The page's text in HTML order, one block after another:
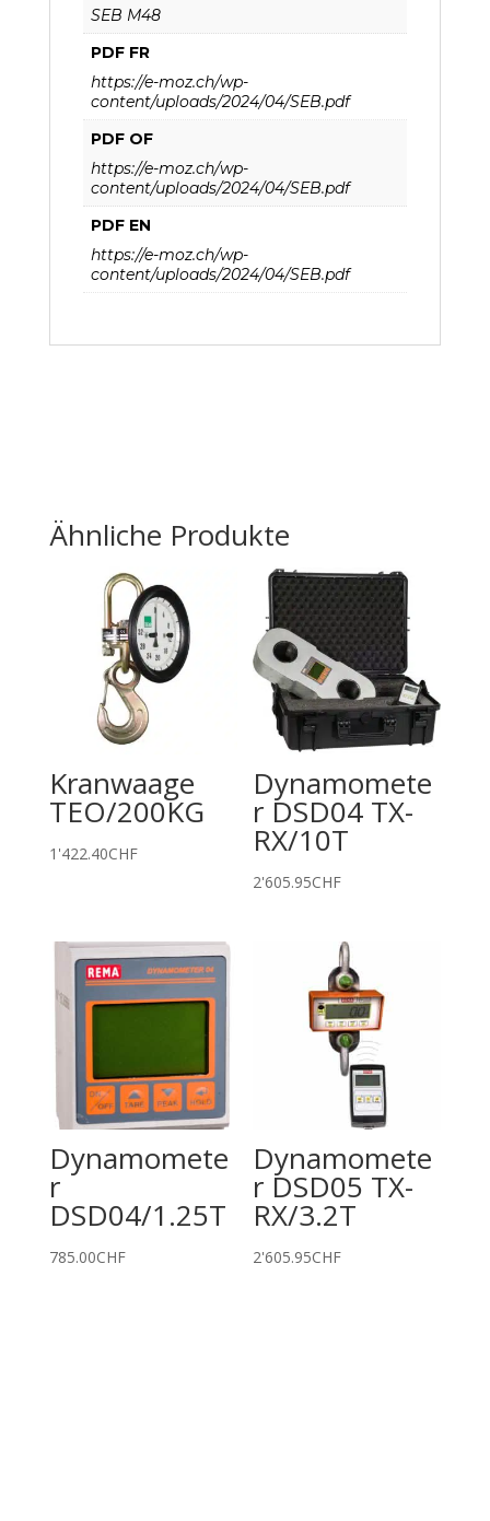
SEB M48
PDF FR
https://e-moz.ch/wp-
content/uploads/2024/04/SEB.pdf
PDF OF
https://e-moz.ch/wp-
content/uploads/2024/04/SEB.pdf
PDF EN
https://e-moz.ch/wp-
content/uploads/2024/04/SEB.pdf
Ähnliche Produkte
Kranwaage
TEO/200KG
1'422.40CHF
Dynamomete
r DSD04 TX-
RX/10T
2'605.95CHF
Dynamomete
r
DSD04/1.25T
785.00CHF
Dynamomete
r DSD05 TX-
RX/3.2T
2'605.95CHF